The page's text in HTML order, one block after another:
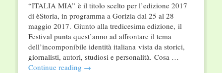
“ITALIA MIA” è il titolo scelto per l’edizione 2017
di èStoria, in programma a Gorizia dal 25 al 28
maggio 2017. Giunto alla tredicesima edizione, il
Festival punta quest’anno ad affrontare il tema
dell’incomponibile identità italiana vista da storici,
giornalisti, autori, studiosi e personalità. Cosa …
Continue reading →